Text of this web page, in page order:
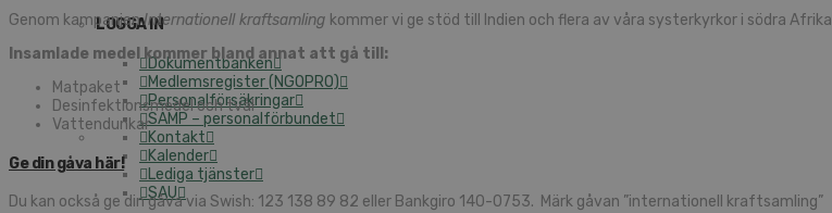
LOGGA IN
Dokumentbanken
Medlemsregister (NGOPRO)
Personalförsäkringar
SAMP – personalförbundet
Kontakt
Kalender
Lediga tjänster
SAU
Genom kampanjenInternationell kraftsamling kommer vi ge stöd till Indien och flera av våra systerkyrkor i södra Afrika
Insamlade medel kommer bland annat att gå till:
Matpaket
Desinfektionsmedel och tvål
Vattendunkar
Ge din gåva här!
Du kan också ge din gåva via Swish: 123 138 89 82 eller Bankgiro 140-0753. Märk gåvan ”internationell kraftsamling”